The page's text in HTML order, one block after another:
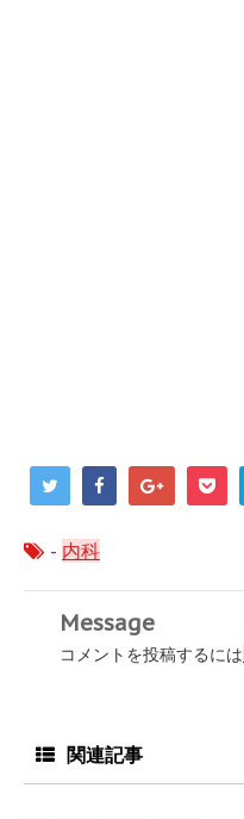
- 内科
Message
コメントを投稿するには
関連記事